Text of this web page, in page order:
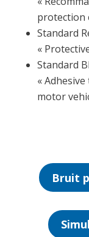
protection
Standard
«
Standard
«
motor
Bruit